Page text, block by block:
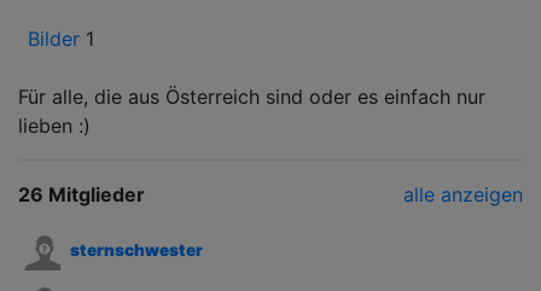
Bilder 1
Für alle, die aus Österreich sind oder es einfach nur
lieben :)
26 Mitglieder alle anzeigen
sternschwester